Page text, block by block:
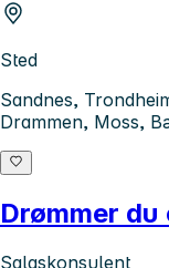
Sted
Sandnes,
Drammen, Moss,
Drømmer
Salgskonsulent